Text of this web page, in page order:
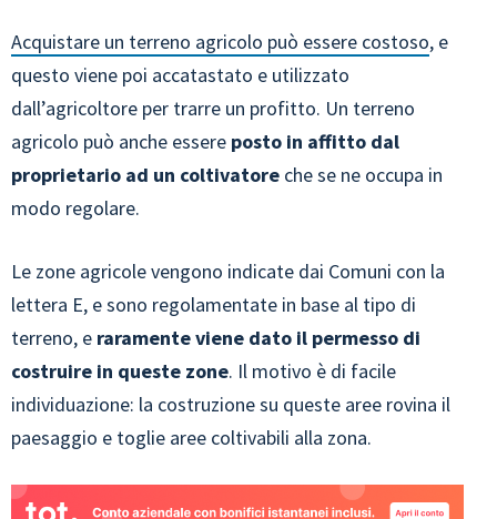
Acquistare un terreno agricolo può essere costoso, e
questo viene poi accatastato e utilizzato
dall’agricoltore per trarre un profitto. Un terreno
agricolo può anche essere posto in affitto dal
proprietario ad un coltivatore che se ne occupa in
modo regolare.
Le zone agricole vengono indicate dai Comuni con la
lettera E, e sono regolamentate in base al tipo di
terreno, e raramente viene dato il permesso di
costruire in queste zone. Il motivo è di facile
individuazione: la costruzione su queste aree rovina il
paesaggio e toglie aree coltivabili alla zona.